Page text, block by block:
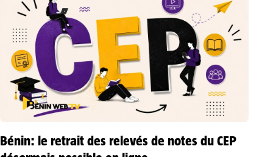
Bénin: le retrait des relevés de notes du CEP